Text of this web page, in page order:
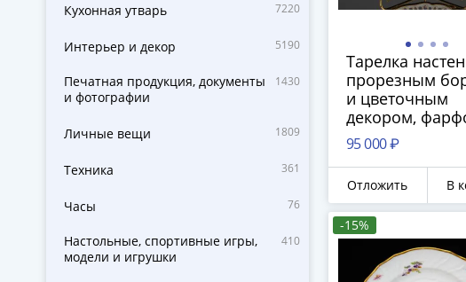
Кухонная утварь 7220
Интерьер и декор 5190
Печатная продукция, документы
и фотографии
1430
Личные вещи 1809
Техника 361
Часы 76
Настольные, спортивные игры,
модели и игрушки
410
Тарелка
прорезным
и цветочным
декором,
роспись,
Meissen
(Мейсенский
фарфор),
1890-1924 гг.
95 000 ₽
Отложить В
-15%